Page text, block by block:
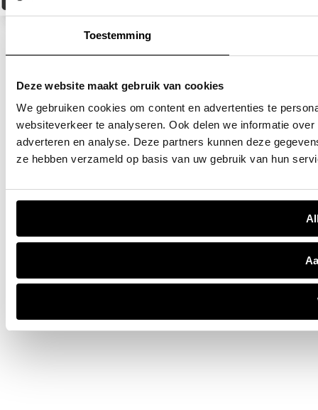
Toestemming
Deze website maakt gebruik van cookies
We gebruiken cookies om content en advertenties te
websiteverkeer te analyseren. Ook delen we informatie
adverteren en analyse. Deze partners kunnen deze
ze hebben verzameld op basis van uw gebruik van hun
afspraak kunt u contact met ons opnemen via telefoon (020-
6500670) of e-mail (info@jvk,nl). We kijken ernaar uit u te
verwelkomen bij Janssen Van Kouwen! Team JVK staat voor u
klaar.
Aan deze advertentie kunnen geen rechten worden ontleend.
Wijzigingen, type- en drukfouten voorbehouden; wij zijn niet
aansprakelijk voor eventuele onjuistheden in de tekst of de
opgegeven uitrusting van de auto.